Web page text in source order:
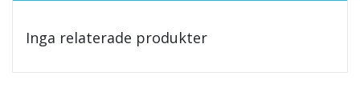
Inga relaterade produkter